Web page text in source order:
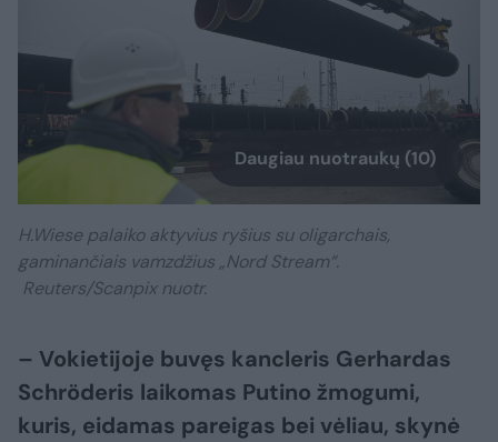
Daugiau nuotraukų (10)
H.Wiese palaiko aktyvius ryšius su oligarchais,
gaminančiais vamzdžius „Nord Stream“.
Reuters/Scanpix nuotr.
– Vokietijoje buvęs kancleris Gerhardas
Schröderis laikomas Putino žmogumi,
kuris, eidamas pareigas bei vėliau, skynė